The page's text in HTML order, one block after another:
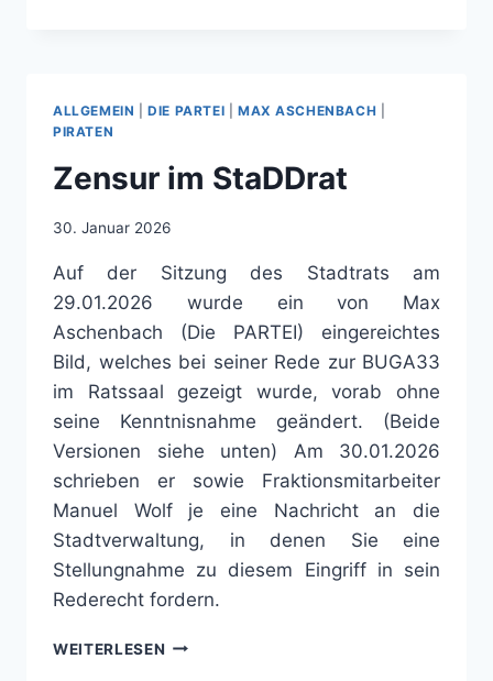
JUGEND
–
PODCAST
PVP-
NR.15
ALLGEMEIN |DIE PARTEI MAX ASCHENBACH
PIRATEN
Zensur im StaDDrat
30. Januar 2026
Auf der Sitzung des Stadtrats am
29.01.2026 wurde ein von Max
Aschenbach (Die PARTEI) eingereichtes
Bild, welches bei seiner Rede zur BUGA33
im Ratssaal gezeigt wurde, vorab ohne
seine Kenntnisnahme geändert. (Beide
Versionen siehe unten) Am 30.01.2026
schrieben er sowie Fraktionsmitarbeiter
Manuel Wolf je eine Nachricht an die
Stadtverwaltung, in denen Sie eine
Stellungnahme zu diesem Eingriff in sein
Rederecht fordern.
WEITERLESEN ZENSUR